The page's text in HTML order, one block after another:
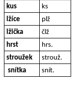
kus ks
lžíce
plž
lžička
člž
hrst
hrs.
stroužek
strouž.
snítka
snít.